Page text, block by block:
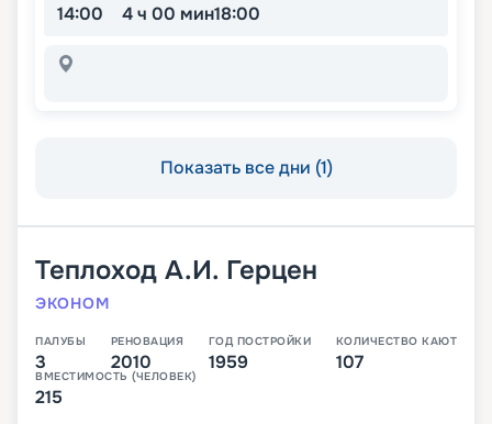
14:00 4 ч 00 мин18:00
Показать все дни (1)
Теплоход А.И. Герцен
ЭКОНОМ
ПАЛУБЫ
3
РЕНОВАЦИЯ
2010
ГОД ПОСТРОЙКИ
1959
КОЛИЧЕСТВО КАЮТ
107
ВМЕСТИМОСТЬ (ЧЕЛОВЕК)
215